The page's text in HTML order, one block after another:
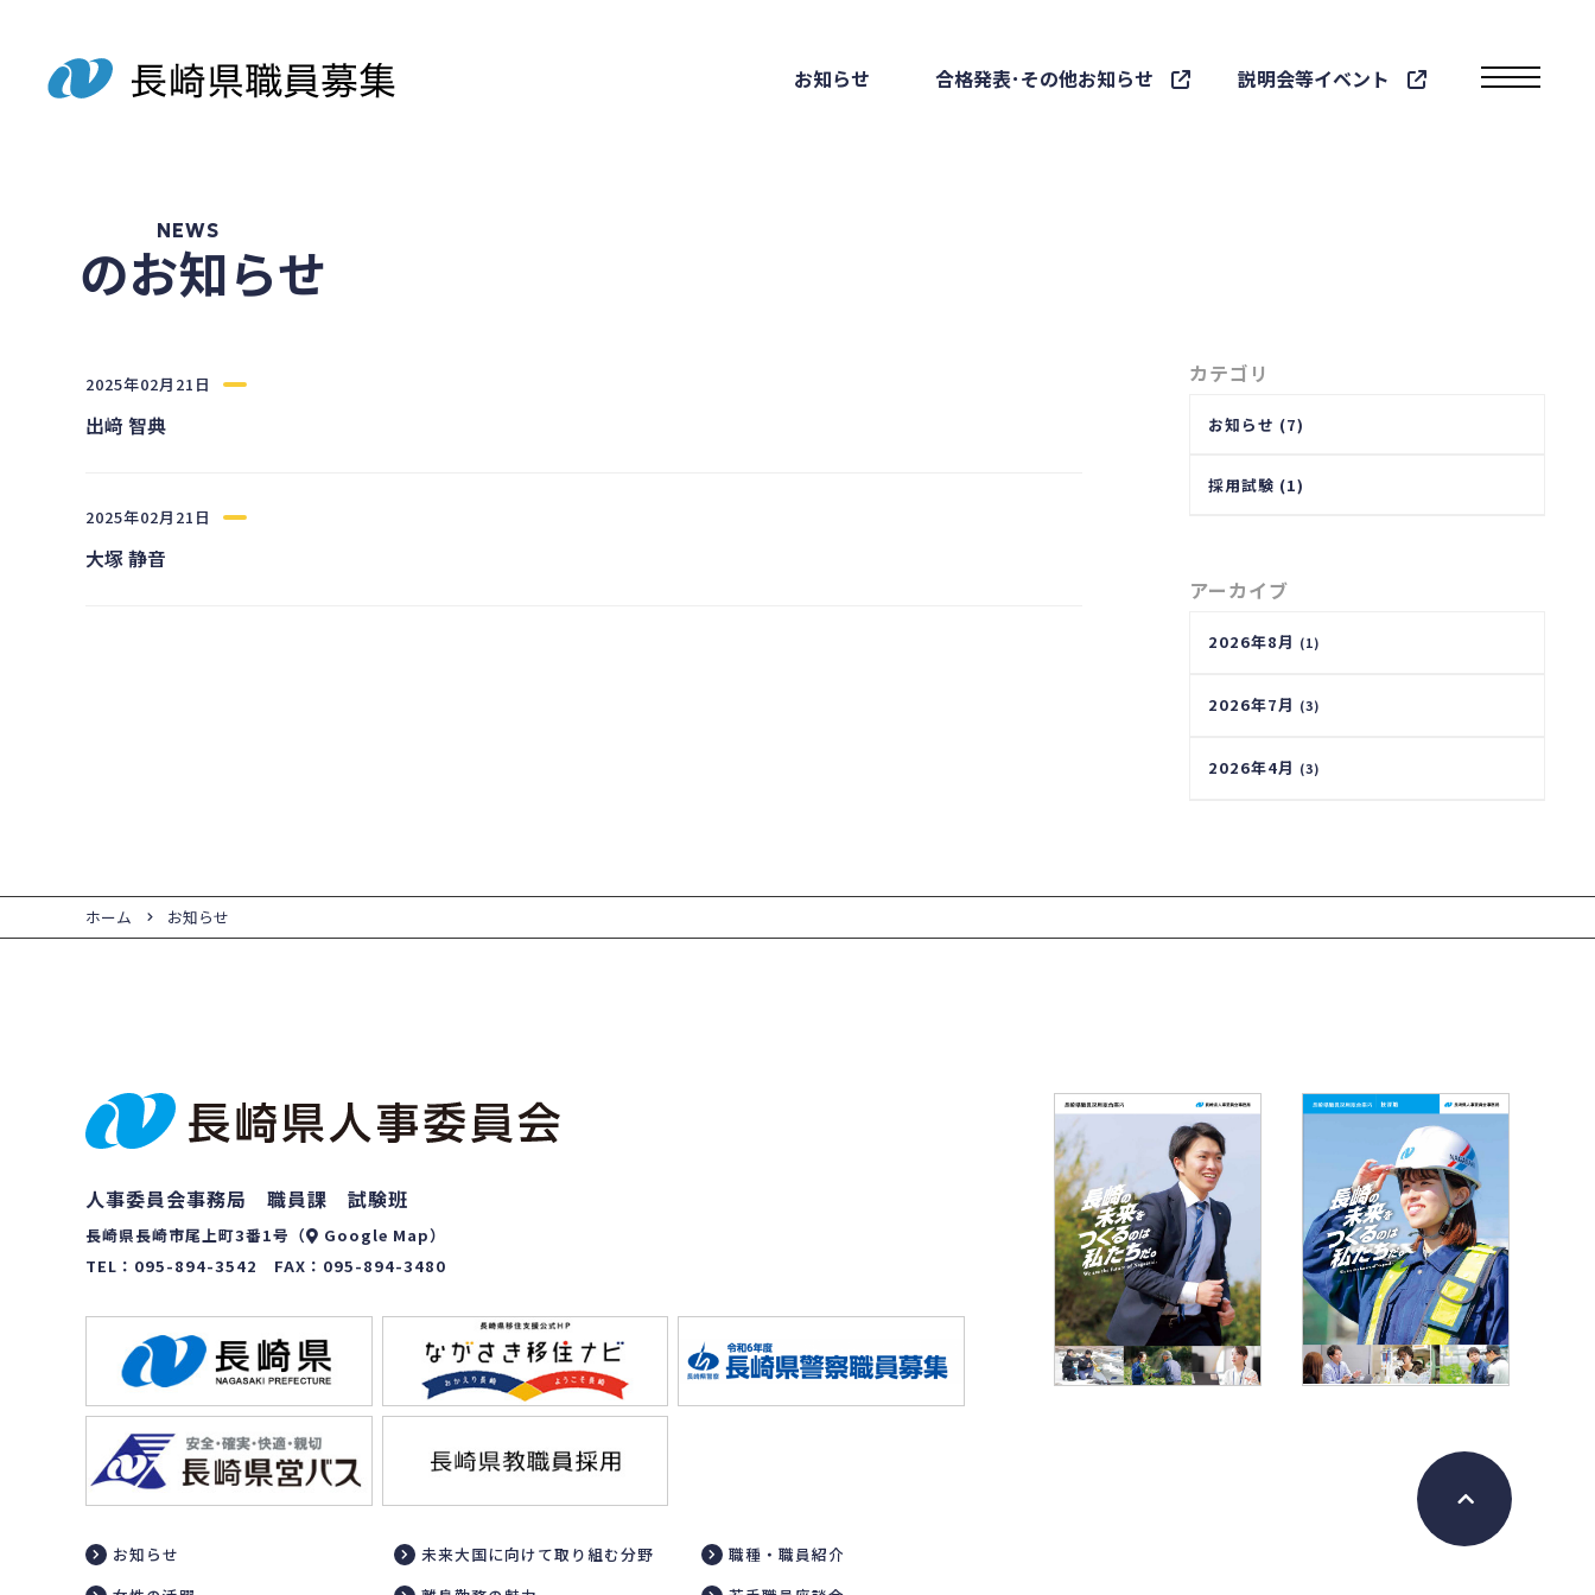
お知らせ 合格発表･その他お知らせ 説明会等イベント toggle navigation
NEWS
のお知らせ
カテゴリ
お知らせ (7)
採用試験 (1)
アーカイブ
2026年8月 (1)
2026年7月 (3)
2026年4月 (3)
2025年02月21日
出﨑 智典
2025年02月21日
大塚 静音
ホーム お知らせ
人事委員会事務局 職員課 試験班
長崎県長崎市尾上町3番1号（ Google Map）
TEL： 095-894-3542 FAX：095-894-3480
お知らせ 未来大国に向けて取り組む分野
職種・職員紹介